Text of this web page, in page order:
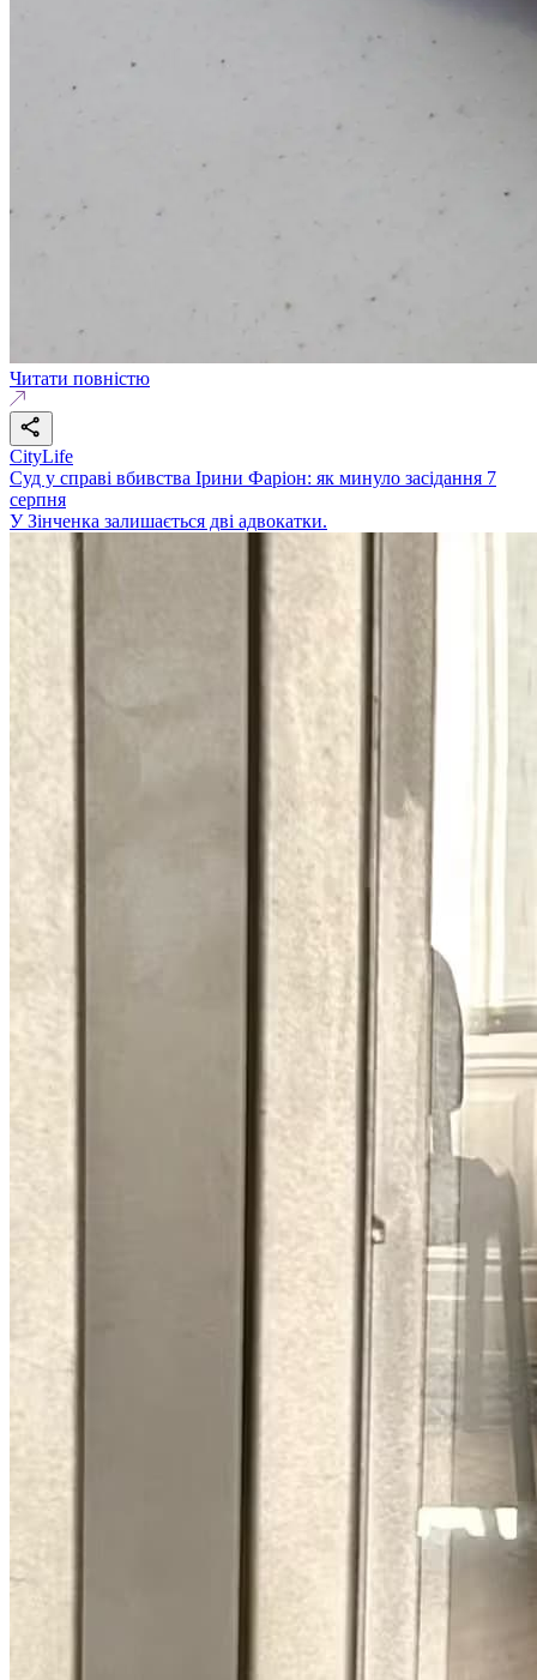
Читати повністю
CityLife
Суд у справі вбивства Ірини Фаріон: як минуло засідання 7
серпня
У Зінченка залишається дві адвокатки.